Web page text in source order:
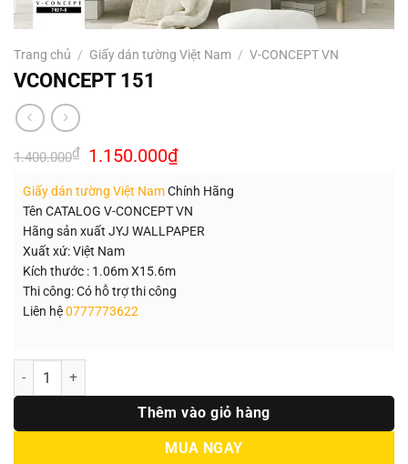
Trang chủ / Giấy dán tường Việt Nam / V-CONCEPT VN
VCONCEPT 151
1.400.000₫ Giá
gốc
1.400.000₫.
1.150.000₫Giá
hiện
là:
1.150.000₫.
Giấy dán tường Việt NamChính Hãng
Tên CATALOG V-CONCEPT VN
Hãng sản xuất JYJ WALLPAPER
Xuất xứ: Việt Nam
Kích thước : 1.06m X15.6m
Thi công: Có hỗ trợ thi công
Liên hệ0777773622
Số lượng
Thêm vào giỏ hàng
MUA NGAY